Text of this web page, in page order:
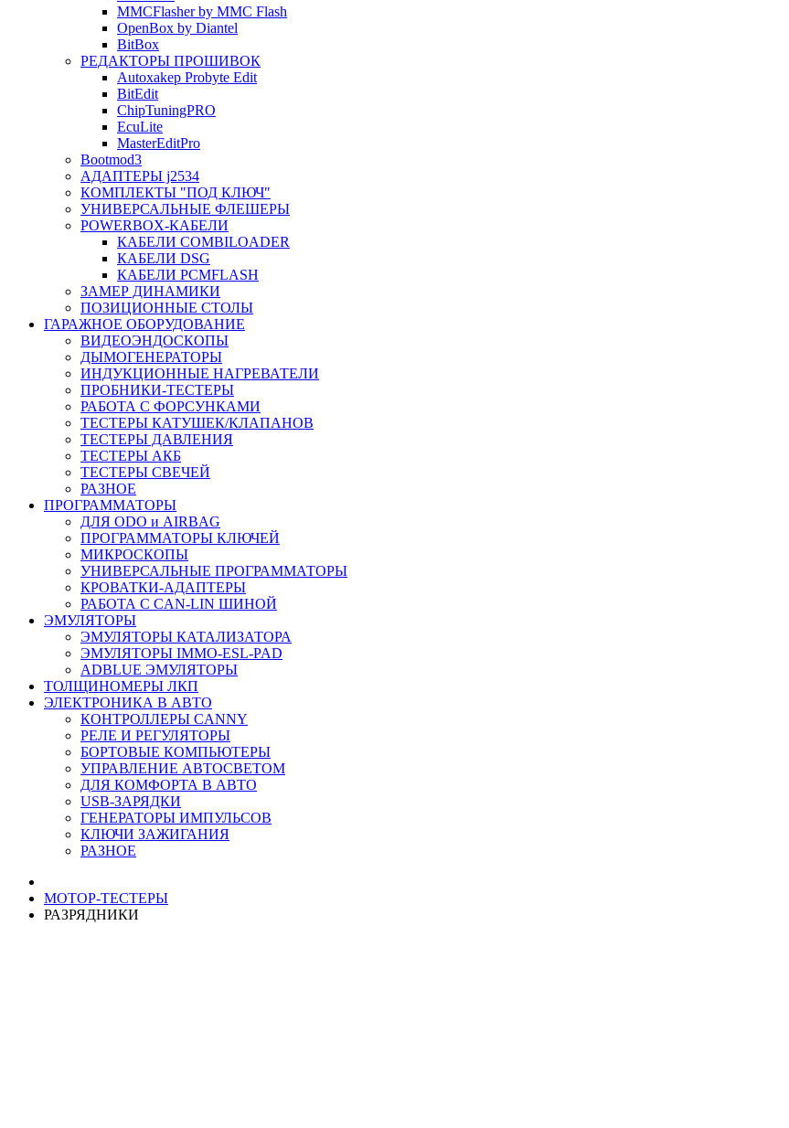
MMCFlasher by MMC Flash
OpenBox by Diantel
BitBox
РЕДАКТОРЫ ПРОШИВОК
Autoxakep Probyte Edit
BitEdit
ChipTuningPRO
EcuLite
MasterEditPro
Bootmod3
АДАПТЕРЫ j2534
КОМПЛЕКТЫ "ПОД КЛЮЧ"
УНИВЕРСАЛЬНЫЕ ФЛЕШЕРЫ
POWERBOX-КАБЕЛИ
КАБЕЛИ COMBILOADER
КАБЕЛИ DSG
КАБЕЛИ PCMFLASH
ЗАМЕР ДИНАМИКИ
ПОЗИЦИОННЫЕ СТОЛЫ
ГАРАЖНОЕ ОБОРУДОВАНИЕ
ВИДЕОЭНДОСКОПЫ
ДЫМОГЕНЕРАТОРЫ
ИНДУКЦИОННЫЕ НАГРЕВАТЕЛИ
ПРОБНИКИ-ТЕСТЕРЫ
РАБОТА С ФОРСУНКАМИ
ТЕСТЕРЫ КАТУШЕК/КЛАПАНОВ
ТЕСТЕРЫ ДАВЛЕНИЯ
ТЕСТЕРЫ АКБ
ТЕСТЕРЫ СВЕЧЕЙ
РАЗНОЕ
ПРОГРАММАТОРЫ
ДЛЯ ODO и AIRBAG
ПРОГРАММАТОРЫ КЛЮЧЕЙ
МИКРОСКОПЫ
УНИВЕРСАЛЬНЫЕ ПРОГРАММАТОРЫ
КРОВАТКИ-АДАПТЕРЫ
РАБОТА С CAN-LIN ШИНОЙ
ЭМУЛЯТОРЫ
ЭМУЛЯТОРЫ КАТАЛИЗАТОРА
ЭМУЛЯТОРЫ IMMO-ESL-PAD
ADBLUE ЭМУЛЯТОРЫ
ТОЛЩИНОМЕРЫ ЛКП
ЭЛЕКТРОНИКА В АВТО
КОНТРОЛЛЕРЫ CANNY
РЕЛЕ И РЕГУЛЯТОРЫ
БОРТОВЫЕ КОМПЬЮТЕРЫ
УПРАВЛЕНИЕ АВТОСВЕТОМ
ДЛЯ КОМФОРТА В АВТО
USB-ЗАРЯДКИ
ГЕНЕРАТОРЫ ИМПУЛЬСОВ
КЛЮЧИ ЗАЖИГАНИЯ
РАЗНОЕ
МОТОР-ТЕСТЕРЫ
РАЗРЯДНИКИ